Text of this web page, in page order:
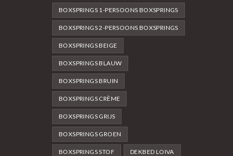
BOXSPRINGS 1-PERSOONS BOXSPRINGS
BOXSPRINGS 2-PERSOONS BOXSPRINGS
BOXSPRINGS BEIGE
BOXSPRINGS BLAUW
BOXSPRINGS BRUIN
BOXSPRINGS CRÈME
BOXSPRINGS GRIJS
BOXSPRINGS GROEN
BOXSPRINGS STOF DEKBED LOIVA